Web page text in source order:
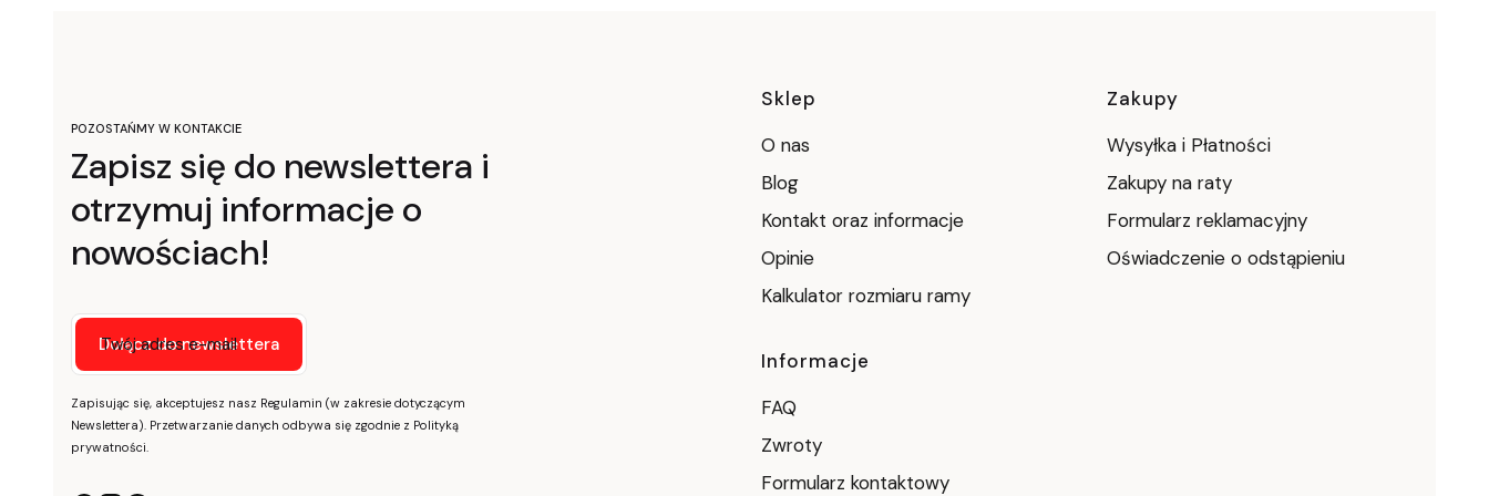
POZOSTAŃMY W KONTAKCIE
Zapisz się do newslettera i
otrzymuj informacje o
nowościach!
Twój adres e-mail
Dołącz do newslettera
Zapisując się, akceptujesz nasz Regulamin (w zakresie dotyczącym
Newslettera). Przetwarzanie danych odbywa się zgodnie z Polityką
prywatności.
Linki w stopce
Sklep
O nas
Blog
Kontakt oraz informacje
Opinie
Kalkulator rozmiaru ramy
Zakupy
Wysyłka i Płatności
Zakupy na raty
Formularz reklamacyjny
Oświadczenie o odstąpieniu
Informacje
FAQ
Zwroty
Formularz kontaktowy